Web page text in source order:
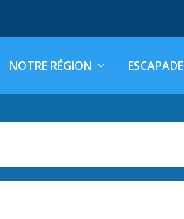
NOTRE RÉGION ESCAPADE